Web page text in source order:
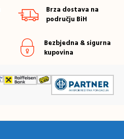
Brza dostava na
području BiH
Bezbjedna & sigurna
kupovina